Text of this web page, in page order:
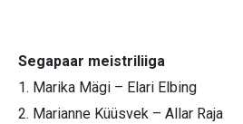
Segapaar meistriliiga
1. Marika Mägi – Elari Elbing
2. Marianne Küüsvek – Allar Raja